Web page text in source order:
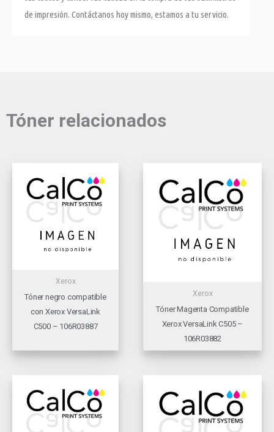
de impresión. Contáctanos hoy mismo, estamos a tu servicio.
Tóner relacionados
Xerox
Tóner negro compatible
con Xerox VersaLink
C500 – 106R03887
Xerox
Tóner Magenta Compatible
Xerox VersaLink C505 –
106R03882